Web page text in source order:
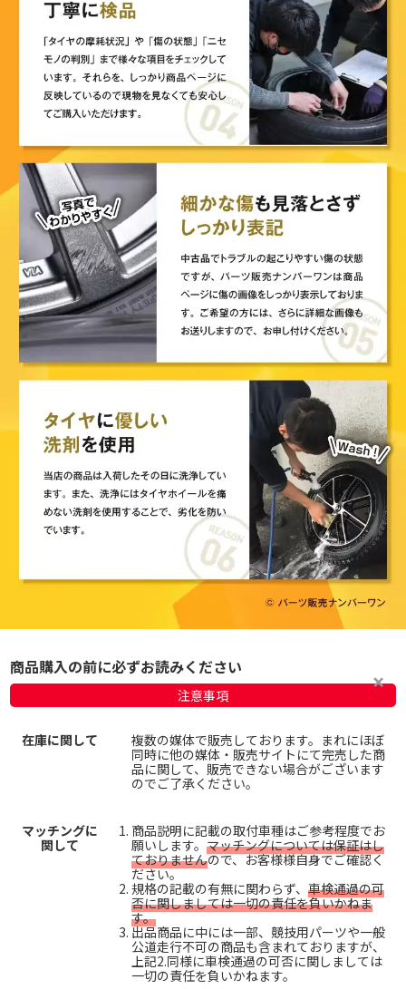
商品購入の前に必ずお読みください
注意事項
在庫に関して
複数の媒体で販売しております。まれにほぼ
同時に他の媒体・販売サイトにて完売した商
品に関して、販売できない場合がございます
のでご了承ください。
マッチングに
関して
商品説明に記載の取付車種はご参考程度でお
願いします。 マッチングについては保証はし
ておりませんので、お客様様自身でご確認く
ださい。
規格の記載の有無に関わらず、 車検通過の可
否に関しましては一切の責任を負いかねま
す。
出品商品に中には一部、競技用パーツや一般
公道走行不可の商品も含まれておりますが、
上記2.同様に車検通過の可否に関しましては
一切の責任を負いかねます。